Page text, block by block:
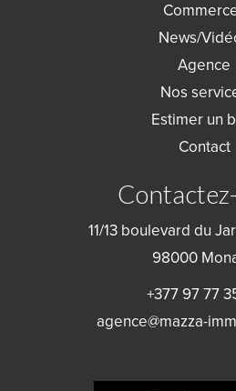
News/
Agence
Nos
Estimer un
Contact
11/13 boulevard du
98000
+377 97 77
agence@mazza-